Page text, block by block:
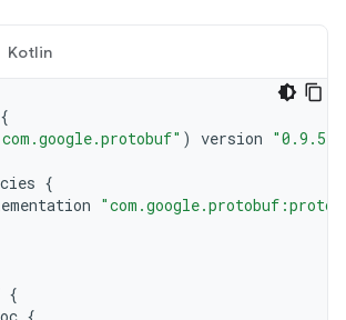
Kotlin
{
) version "0.9.5"
{
{